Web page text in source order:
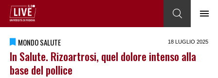
MONDO SALUTE 18 LUGLIO 2025
In Salute. Rizoartrosi, quel dolore intenso alla
base del pollice